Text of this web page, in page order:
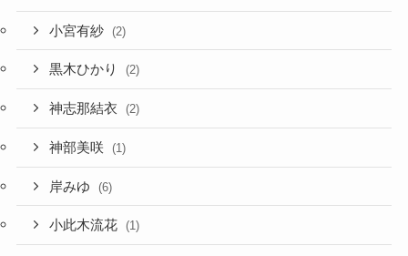
小宮有紗 (2)
黒木ひかり (2)
神志那結衣 (2)
神部美咲 (1)
岸みゆ (6)
小此木流花 (1)